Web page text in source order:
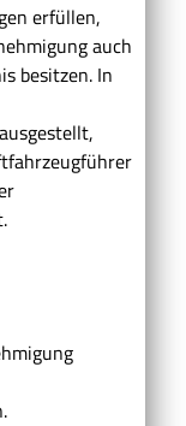
erfüllen,
auch
besitzen. In